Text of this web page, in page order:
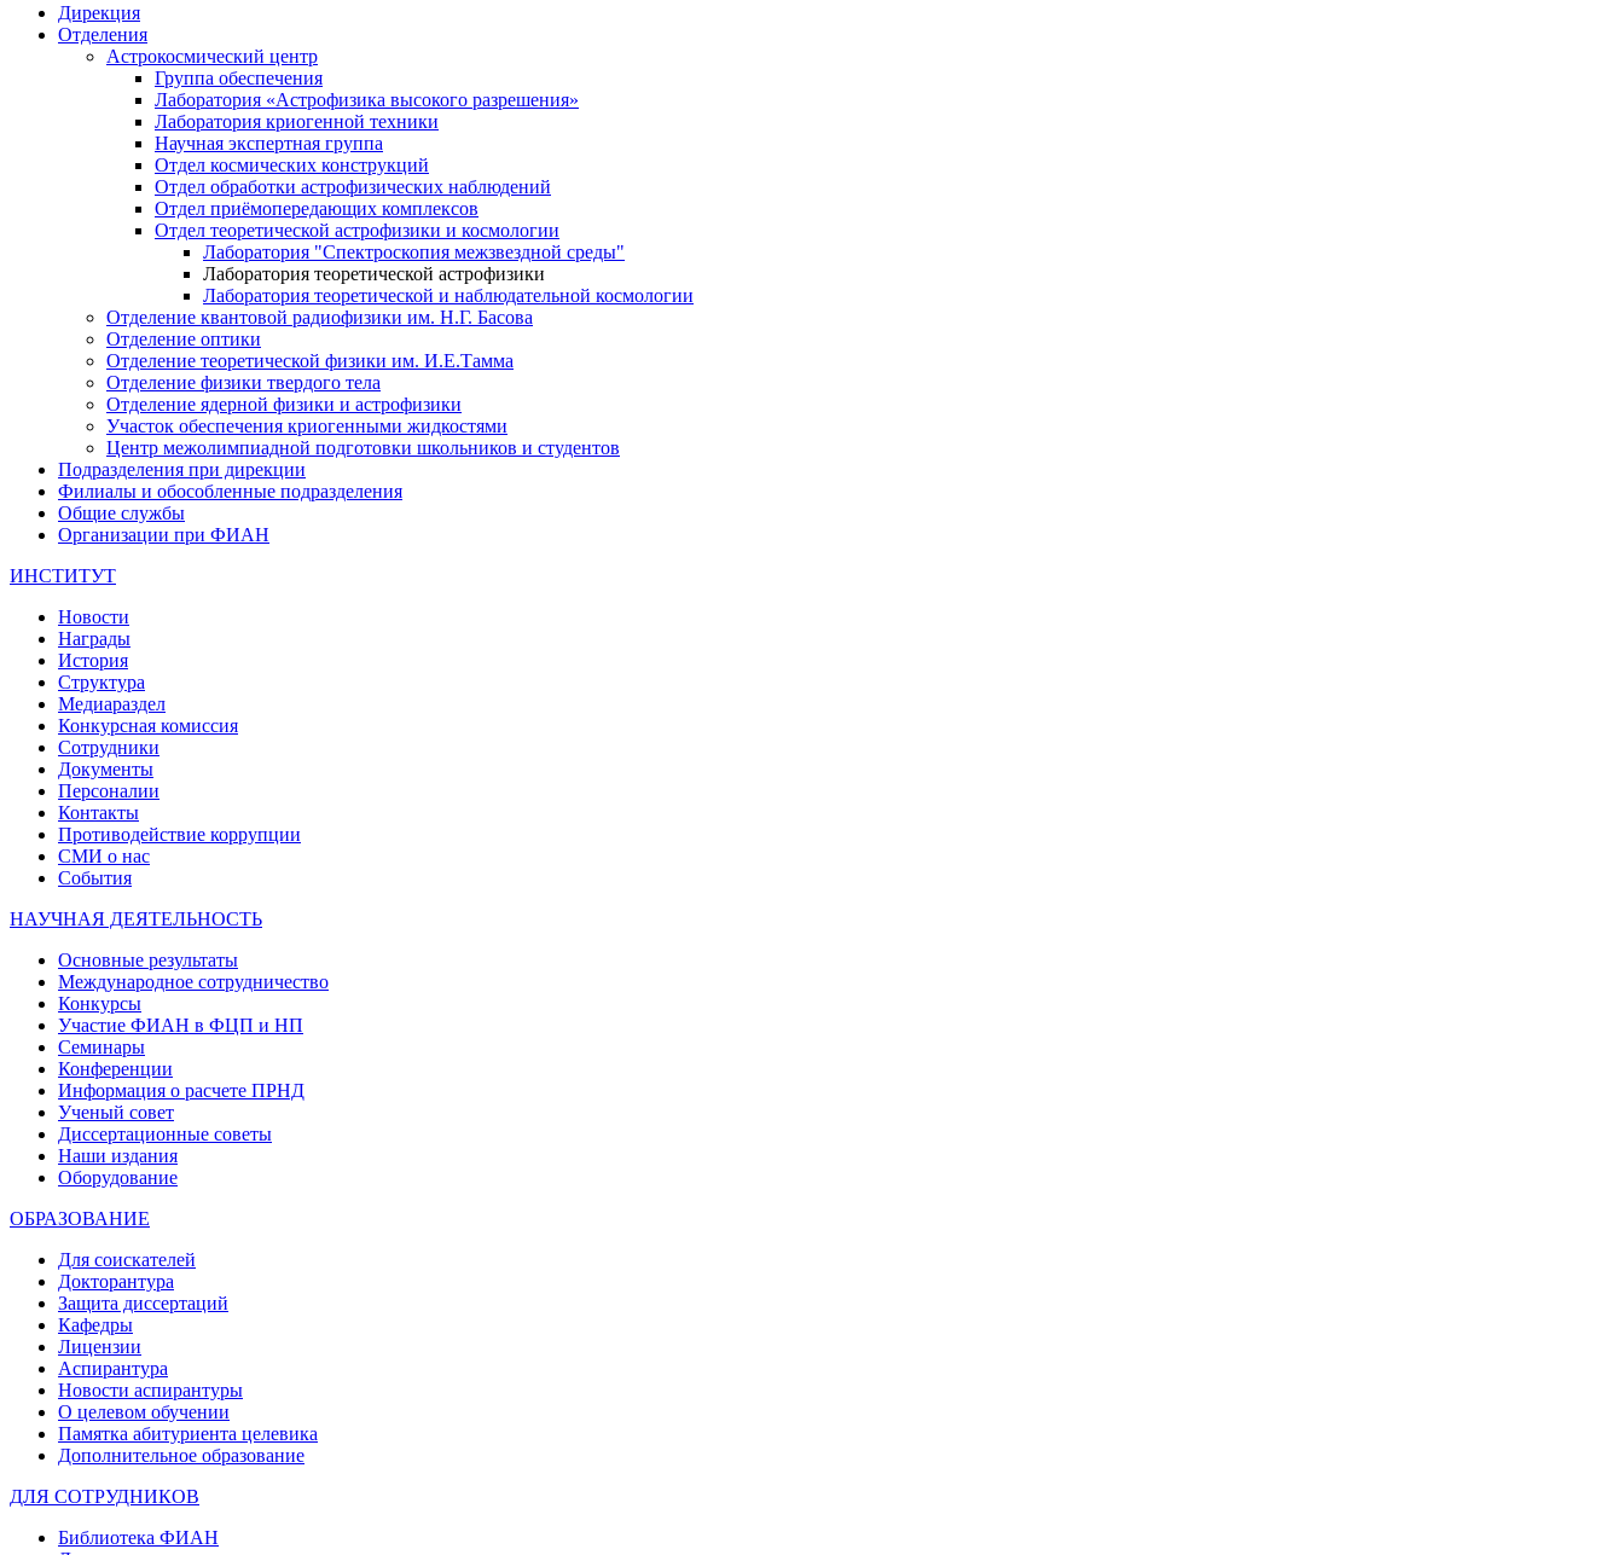
Дирекция
Отделения
Астрокосмический центр
Группа обеспечения
Лаборатория «Астрофизика высокого разрешения»
Лаборатория криогенной техники
Научная экспертная группа
Отдел космических конструкций
Отдел обработки астрофизических наблюдений
Отдел приёмопередающих комплексов
Отдел теоретической астрофизики и космологии
Лаборатория "Спектроскопия межзвездной среды"
Лаборатория теоретической астрофизики
Лаборатория теоретической и наблюдательной космологии
Отделение квантовой радиофизики им. Н.Г. Басова
Отделение оптики
Отделение теоретической физики им. И.Е.Тамма
Отделение физики твердого тела
Отделение ядерной физики и астрофизики
Участок обеспечения криогенными жидкостями
Центр межолимпиадной подготовки школьников и студентов
Подразделения при дирекции
Филиалы и обособленные подразделения
Общие службы
Организации при ФИАН
ИНСТИТУТ
Новости
Награды
История
Структура
Медиараздел
Конкурсная комиссия
Сотрудники
Документы
Персоналии
Контакты
Противодействие коррупции
СМИ о нас
События
НАУЧНАЯ ДЕЯТЕЛЬНОСТЬ
Основные результаты
Международное сотрудничество
Конкурсы
Участие ФИАН в ФЦП и НП
Семинары
Конференции
Информация о расчете ПРНД
Ученый совет
Диссертационные советы
Наши издания
Оборудование
ОБРАЗОВАНИЕ
Для соискателей
Докторантура
Защита диссертаций
Кафедры
Лицензии
Аспирантура
Новости аспирантуры
О целевом обучении
Памятка абитуриента целевика
Дополнительное образование
ДЛЯ СОТРУДНИКОВ
Библиотека ФИАН